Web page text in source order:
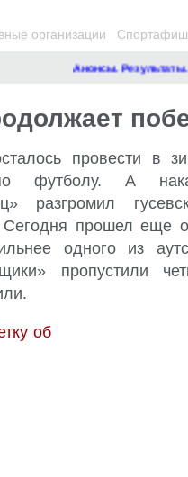
организации
Анонсы. Результаты.
провести в
футболу. А
разгромил
Сегодня прошел еще
одного из
пропустили